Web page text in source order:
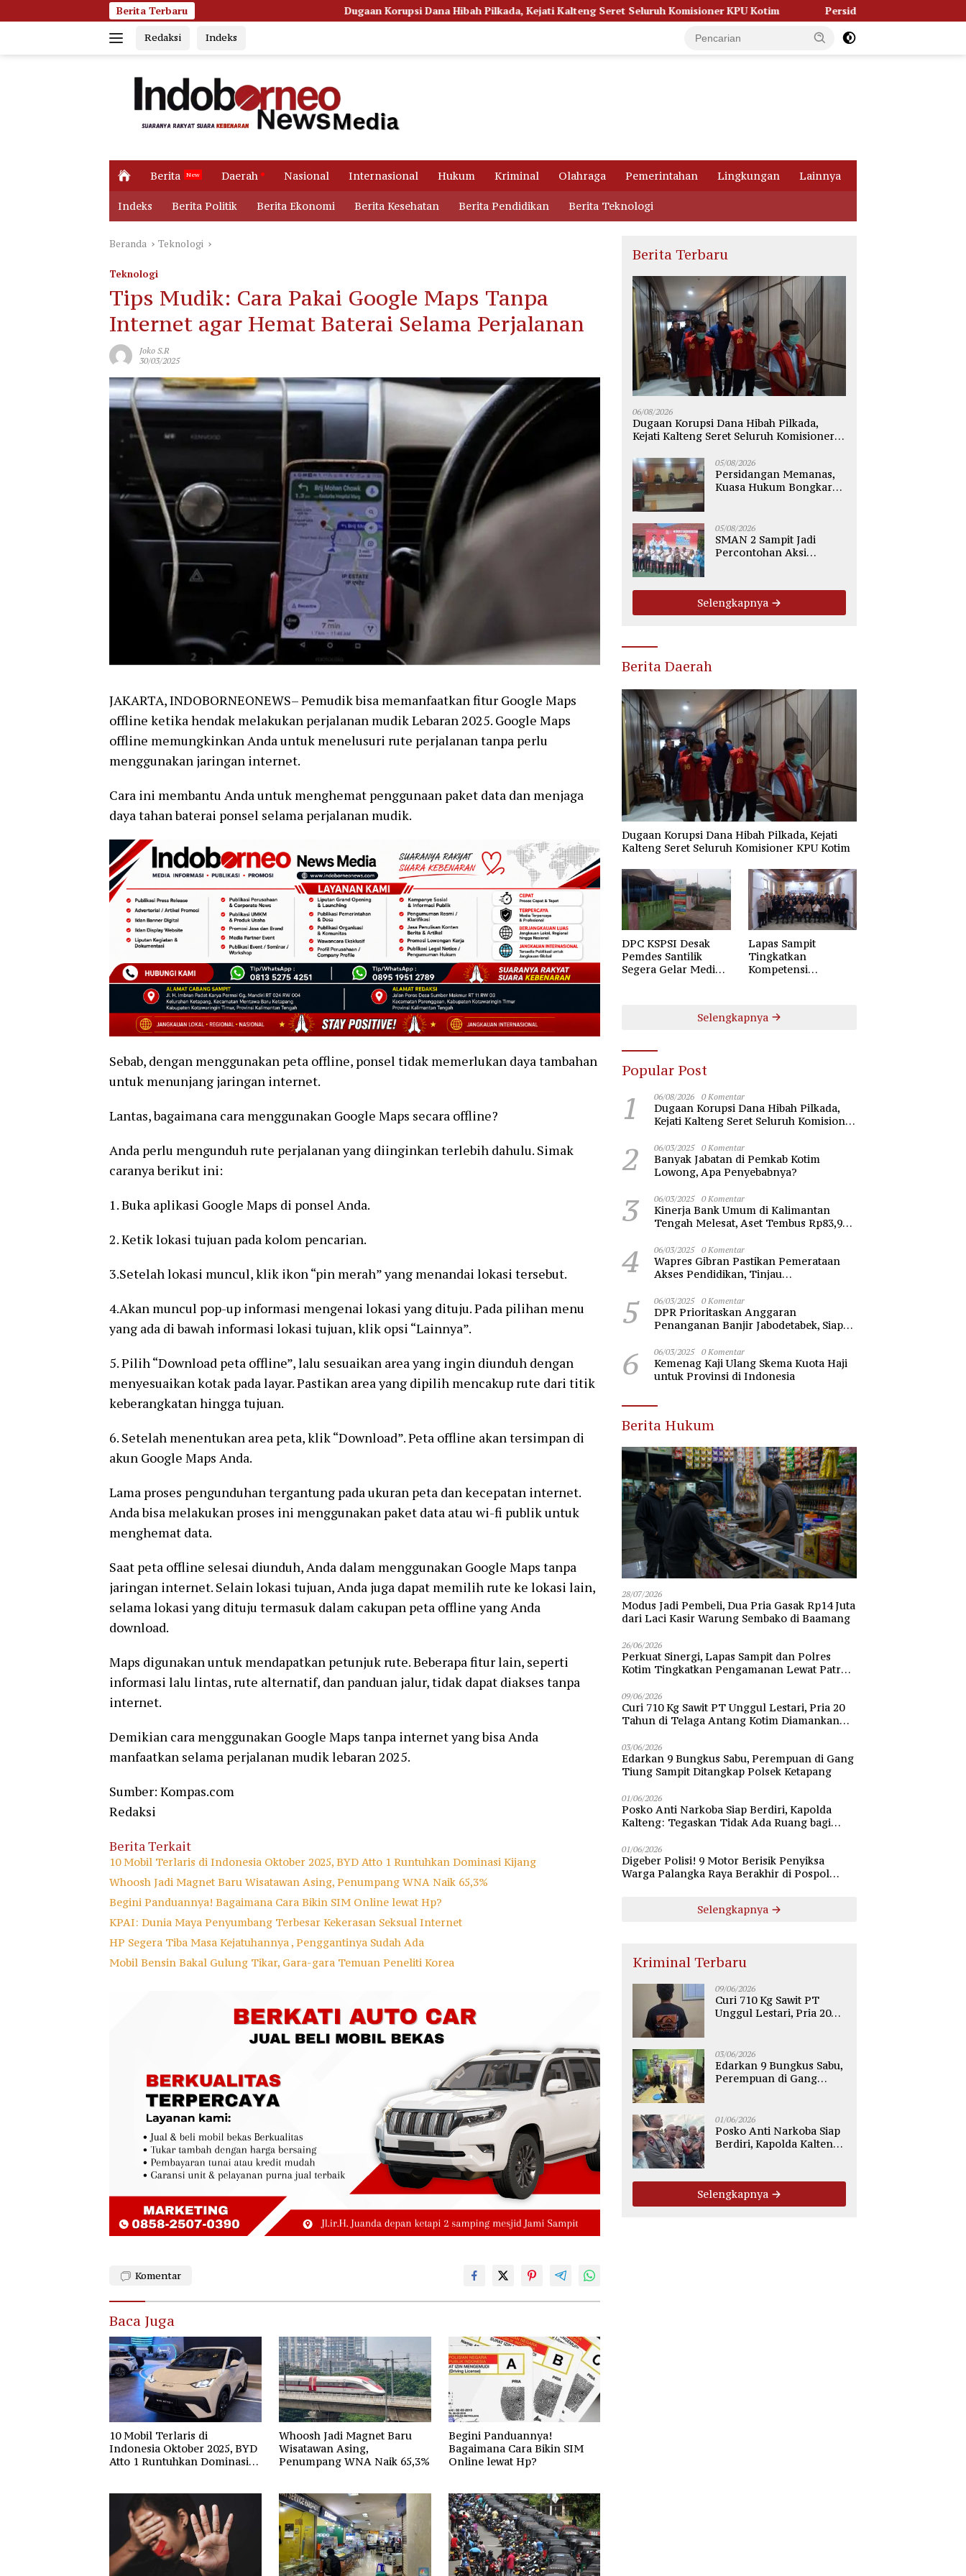
ke
Berita Terbaru Dugaan Korupsi Dana Hibah Pilkada, Kejati Kalteng Seret Seluruh Komisioner KPU Kotim Persidangan Memanas, Kuasa Hukum Bongkar
Redaksi Indeks
H
m
e
Berita Daerah Nasional Internasional Hukum Kriminal Olahraga Pemerintahan Lingkungan Lainnya
Indeks Berita Politik Berita Ekonomi Berita Kesehatan Berita Pendidikan Berita Teknologi
Beranda Teknologi
Teknologi
Tips Mudik: Cara Pakai Google Maps Tanpa
Internet agar Hemat Baterai Selama Perjalanan
Joko S.R
30/03/2025
JAKARTA, INDOBORNEONEWS– Pemudik bisa memanfaatkan fitur Google Maps
offline ketika hendak melakukan perjalanan mudik Lebaran 2025. Google Maps
offline memungkinkan Anda untuk menelusuri rute perjalanan tanpa perlu
menggunakan jaringan internet.
Cara ini membantu Anda untuk menghemat penggunaan paket data dan menjaga
daya tahan baterai ponsel selama perjalanan mudik.
Sebab, dengan menggunakan peta offline, ponsel tidak memerlukan daya tambahan
untuk menunjang jaringan internet.
Lantas, bagaimana cara menggunakan Google Maps secara offline?
Anda perlu mengunduh rute perjalanan yang diinginkan terlebih dahulu. Simak
caranya berikut ini:
1. Buka aplikasi Google Maps di ponsel Anda.
2. Ketik lokasi tujuan pada kolom pencarian.
3.Setelah lokasi muncul, klik ikon “pin merah” yang menandai lokasi tersebut.
4.Akan muncul pop-up informasi mengenai lokasi yang dituju. Pada pilihan menu
yang ada di bawah informasi lokasi tujuan, klik opsi “Lainnya”.
5. Pilih “Download peta offline”, lalu sesuaikan area yang ingin diunduh dengan
menyesuaikan kotak pada layar. Pastikan area yang dipilih mencakup rute dari titik
keberangkatan hingga tujuan.
6. Setelah menentukan area peta, klik “Download”. Peta offline akan tersimpan di
akun Google Maps Anda.
Lama proses pengunduhan tergantung pada ukuran peta dan kecepatan internet.
Anda bisa melakukan proses ini menggunakan paket data atau wi-fi publik untuk
menghemat data.
Saat peta offline selesai diunduh, Anda dalam menggunakan Google Maps tanpa
jaringan internet. Selain lokasi tujuan, Anda juga dapat memilih rute ke lokasi lain,
selama lokasi yang dituju termasuk dalam cakupan peta offline yang Anda
download.
Maps digunakan untuk mendapatkan petunjuk rute. Beberapa fitur lain, seperti
informasi lalu lintas, rute alternatif, dan panduan jalur, tidak dapat diakses tanpa
internet.
Demikian cara menggunakan Google Maps tanpa internet yang bisa Anda
manfaatkan selama perjalanan mudik lebaran 2025.
Sumber: Kompas.com
Redaksi
Berita Terkait
10 Mobil Terlaris di Indonesia Oktober 2025, BYD Atto 1 Runtuhkan Dominasi Kijang
Whoosh Jadi Magnet Baru Wisatawan Asing, Penumpang WNA Naik 65,3%
Begini Panduannya! Bagaimana Cara Bikin SIM Online lewat Hp?
KPAI: Dunia Maya Penyumbang Terbesar Kekerasan Seksual Internet
HP Segera Tiba Masa Kejatuhannya , Penggantinya Sudah Ada
Mobil Bensin Bakal Gulung Tikar, Gara-gara Temuan Peneliti Korea
Komentar
Baca Juga
10 Mobil Terlaris di
Indonesia Oktober 2025, BYD
Atto 1 Runtuhkan Dominasi
Whoosh Jadi Magnet Baru
Wisatawan Asing,
Penumpang WNA Naik 65,3%
Begini Panduannya!
Bagaimana Cara Bikin SIM
Online lewat Hp?
Berita Terbaru
06/08/2026
Dugaan Korupsi Dana Hibah Pilkada,
Kejati Kalteng Seret Seluruh Komisioner
05/08/2026
Persidangan Memanas,
Kuasa Hukum Bongkar
PT WMGK
05/08/2026
SMAN 2 Sampit Jadi
Percontohan Aksi
Stunting
Selengkapnya
Berita Daerah
Dugaan Korupsi Dana Hibah Pilkada, Kejati
Kalteng Seret Seluruh Komisioner KPU Kotim
DPC KSPSI Desak
Pemdes Santilik
Segera Gelar Mediasi
Lapas Sampit
Tingkatkan
Kompetensi
Selengkapnya
Popular Post
1 06/08/2026 0 Komentar
Dugaan Korupsi Dana Hibah Pilkada,
Kejati Kalteng Seret Seluruh Komisioner
2 06/03/2025 0 Komentar
Banyak Jabatan di Pemkab Kotim
Lowong, Apa Penyebabnya?
3 06/03/2025 0 Komentar
Kinerja Bank Umum di Kalimantan
Tengah Melesat, Aset Tembus Rp83,98
4 06/03/2025 0 Komentar
Wapres Gibran Pastikan Pemerataan
Akses Pendidikan, Tinjau
Nawawi Banten
5 06/03/2025 0 Komentar
DPR Prioritaskan Anggaran
Penanganan Banjir Jabodetabek, Siap
6 06/03/2025 0 Komentar
Kemenag Kaji Ulang Skema Kuota Haji
untuk Provinsi di Indonesia
Berita Hukum
28/07/2026
Modus Jadi Pembeli, Dua Pria Gasak Rp14 Juta
dari Laci Kasir Warung Sembako di Baamang
26/06/2026
Perkuat Sinergi, Lapas Sampit dan Polres
Kotim Tingkatkan Pengamanan Lewat Patroli
09/06/2026
Curi 710 Kg Sawit PT Unggul Lestari, Pria 20
Tahun di Telaga Antang Kotim Diamankan
03/06/2026
Edarkan 9 Bungkus Sabu, Perempuan di Gang
Tiung Sampit Ditangkap Polsek Ketapang
01/06/2026
Posko Anti Narkoba Siap Berdiri, Kapolda
Kalteng: Tegaskan Tidak Ada Ruang bagi
01/06/2026
Digeber Polisi! 9 Motor Berisik Penyiksa
Warga Palangka Raya Berakhir di Pospol
Selengkapnya
Kriminal Terbaru
09/06/2026
Curi 710 Kg Sawit PT
Unggul Lestari, Pria 20
03/06/2026
Edarkan 9 Bungkus Sabu,
Perempuan di Gang
01/06/2026
Posko Anti Narkoba Siap
Berdiri, Kapolda Kalteng:
Palangka Raya
Selengkapnya